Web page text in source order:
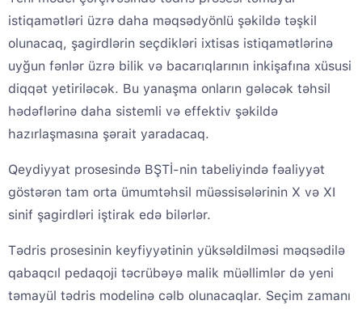
istiqamətləri üzrə daha məqsədyönlü şəkildə təşkil
olunacaq, şagirdlərin seçdikləri ixtisas istiqamətlərinə
uyğun fənlər üzrə bilik və bacarıqlarının inkişafına xüsusi
diqqət yetiriləcək. Bu yanaşma onların gələcək təhsil
hədəflərinə daha sistemli və effektiv şəkildə
hazırlaşmasına şərait yaradacaq.
Qeydiyyat prosesində BŞTİ-nin tabeliyində fəaliyyət
göstərən tam orta ümumtəhsil müəssisələrinin X və XI
sinif şagirdləri iştirak edə bilərlər.
Tədris prosesinin keyfiyyətinin yüksəldilməsi məqsədilə
qabaqcıl pedaqoji təcrübəyə malik müəllimlər də yeni
təmayül tədris modelinə cəlb olunacaqlar. Seçim zamanı